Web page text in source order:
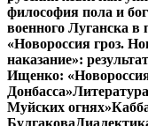
философия пола и
военного Луганска в
«Новороссия гроз.
наказание»:
Ищенко:
Донбасса»
Муйских огнях»
Булгакова